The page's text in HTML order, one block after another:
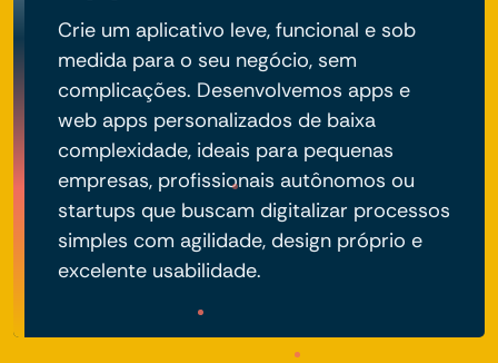
Crie um aplicativo leve, funcional e sob
medida para o seu negócio, sem
complicações. Desenvolvemos apps e
web apps personalizados de baixa
complexidade, ideais para pequenas
empresas, profissionais autônomos ou
startups que buscam digitalizar processos
simples com agilidade, design próprio e
excelente usabilidade.